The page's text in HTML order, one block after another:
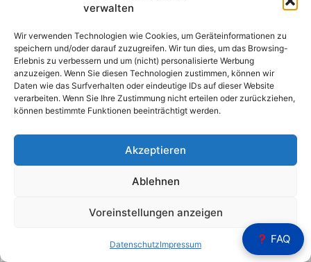
verwalten
Wir verwenden Technologien wie Cookies, um Geräteinformationen zu
speichern und/oder darauf zuzugreifen. Wir tun dies, um das Browsing-
Erlebnis zu verbessern und um (nicht) personalisierte Werbung
anzuzeigen. Wenn Sie diesen Technologien zustimmen, können wir
Daten wie das Surfverhalten oder eindeutige IDs auf dieser Website
verarbeiten. Wenn Sie Ihre Zustimmung nicht erteilen oder zurückziehen,
können bestimmte Funktionen beeinträchtigt werden.
Akzeptieren
Ablehnen
Voreinstellungen anzeigen
DatenschutzImpressum
07147 270 3349
Email:
sekretariat(at)gleis4-seminarzentrum.com
Adresse:
Bahnhofstraße 21, 74343 Sachsenheim
FAQ
for: